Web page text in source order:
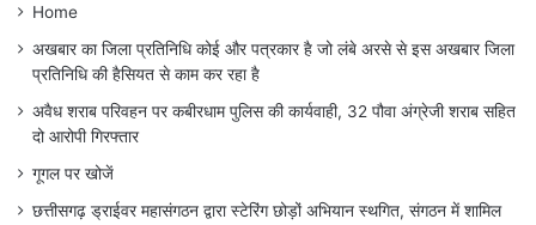
Home
अखबार का जिला प्रतिनिधि कोई और पत्रकार है जो लंबे अरसे से इस अखबार जिला
प्रतिनिधि की हैसियत से काम कर रहा है
अवैध शराब परिवहन पर कबीरधाम पुलिस की कार्यवाही, 32 पौवा अंग्रेजी शराब सहित
दो आरोपी गिरफ्तार
गूगल पर खोजें
छत्तीसगढ़ ड्राईवर महासंगठन द्वारा स्टेरिंग छोड़ों अभियान स्थगित, संगठन में शामिल